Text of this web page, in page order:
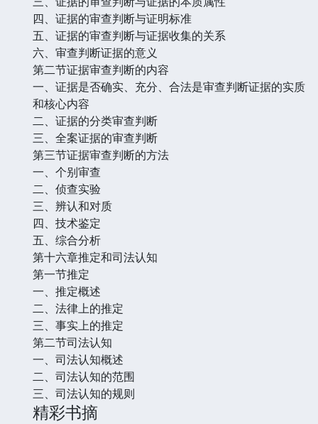
四、证据的审查判断与证明标准
五、证据的审查判断与证据收集的关系
六、审查判断证据的意义
第二节证据审查判断的内容
一、证据是否确实、充分、合法是审查判断证据的实质
和核心内容
二、证据的分类审查判断
三、全案证据的审查判断
第三节证据审查判断的方法
一、个别审查
二、侦查实验
三、辨认和对质
四、技术鉴定
五、综合分析
第十六章推定和司法认知
第一节推定
一、推定概述
二、法律上的推定
三、事实上的推定
第二节司法认知
一、司法认知概述
二、司法认知的范围
三、司法认知的规则
精彩书摘